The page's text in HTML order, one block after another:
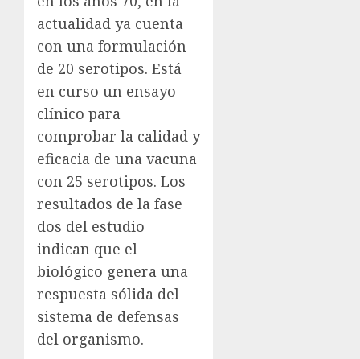
actualidad ya cuenta
con una formulación
de 20 serotipos. Está
en curso un ensayo
clínico para
comprobar la calidad y
eficacia de una vacuna
con 25 serotipos. Los
resultados de la fase
dos del estudio
indican que el
biológico genera una
respuesta sólida del
sistema de defensas
del organismo.